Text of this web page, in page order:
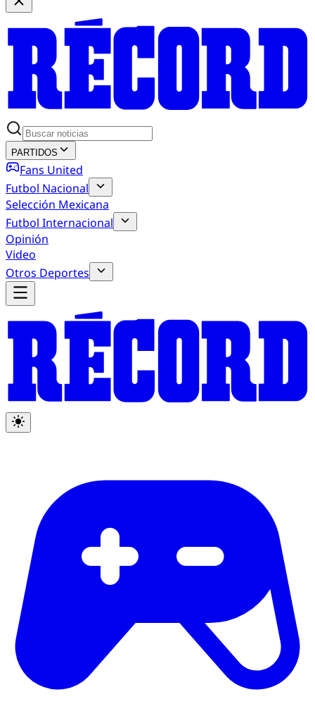
PARTIDOS
Fans United
Futbol Nacional
Selección Mexicana
Futbol Internacional
Opinión
Video
Otros Deportes